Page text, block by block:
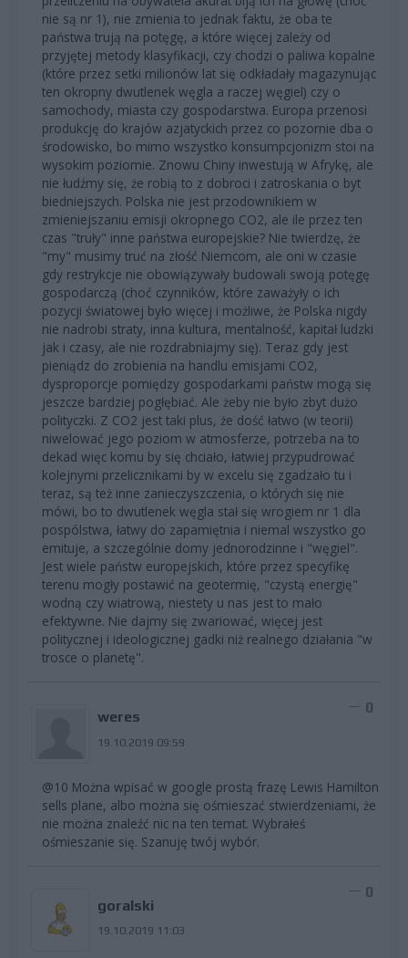
nie są nr 1), nie zmienia to jednak faktu, że oba te
państwa trują na potęgę, a które więcej zależy od
przyjętej metody klasyfikacji, czy chodzi o paliwa kopalne
(które przez setki milionów lat się odkładały magazynując
ten okropny dwutlenek węgla a raczej węgiel) czy o
samochody, miasta czy gospodarstwa. Europa przenosi
produkcję do krajów azjatyckich przez co pozornie dba o
środowisko, bo mimo wszystko konsumpcjonizm stoi na
wysokim poziomie. Znowu Chiny inwestują w Afrykę, ale
nie łudźmy się, że robią to z dobroci i zatroskania o byt
biedniejszych. Polska nie jest przodownikiem w
zmieniejszaniu emisji okropnego CO2, ale ile przez ten
czas "truły" inne państwa europejskie? Nie twierdzę, że
"my" musimy truć na złość Niemcom, ale oni w czasie
gdy restrykcje nie obowiązywały budowali swoją potęgę
gospodarczą (choć czynników, które zaważyły o ich
pozycji światowej było więcej i możliwe, że Polska nigdy
nie nadrobi straty, inna kultura, mentalność, kapitał ludzki
jak i czasy, ale nie rozdrabniajmy się). Teraz gdy jest
pieniądz do zrobienia na handlu emisjami CO2,
dysproporcje pomiędzy gospodarkami państw mogą się
jeszcze bardziej pogłębiać. Ale żeby nie było zbyt dużo
polityczki. Z CO2 jest taki plus, że dość łatwo (w teorii)
niwelować jego poziom w atmosferze, potrzeba na to
dekad więc komu by się chciało, łatwiej przypudrować
kolejnymi przelicznikami by w excelu się zgadzało tu i
teraz, są też inne zanieczyszczenia, o których się nie
mówi, bo to dwutlenek węgla stał się wrogiem nr 1 dla
pospólstwa, łatwy do zapamiętnia i niemal wszystko go
emituje, a szczególnie domy jednorodzinne i "węgiel".
Jest wiele państw europejskich, które przez specyfikę
terenu mogły postawić na geotermię, "czystą energię"
wodną czy wiatrową, niestety u nas jest to mało
efektywne. Nie dajmy się zwariować, więcej jest
politycznej i ideologicznej gadki niż realnego działania "w
trosce o planetę".
weres
19.10.2019 09:59
0
@10 Można wpisać w google prostą frazę Lewis Hamilton
sells plane, albo można się ośmieszać stwierdzeniami, że
nie można znaleźć nic na ten temat. Wybrałeś
ośmieszanie się. Szanuję twój wybór.
goralski
19.10.2019 11:03
0